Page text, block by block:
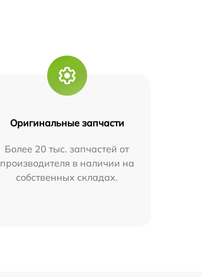
Оригинальные запчасти
Более 20 тыс. запчастей от
производителя в наличии на
собственных складах.